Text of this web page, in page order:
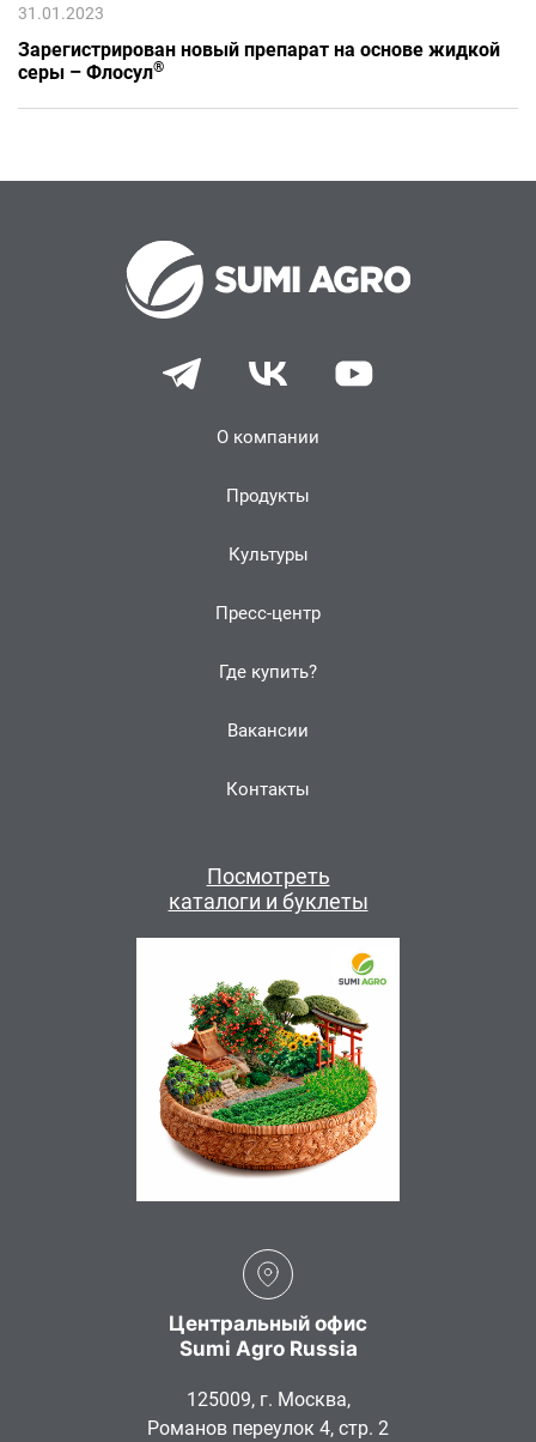
31.01.2023
Зарегистрирован новый препарат на основе жидкой
серы – Флосул®
Посмотреть
каталоги и буклеты
О компании
Продукты
Культуры
Пресс-центр
Где купить?
Вакансии
Контакты
Центральный офис
Sumi Agro Russia
125009, г. Москва,
Романов переулок 4, стр. 2